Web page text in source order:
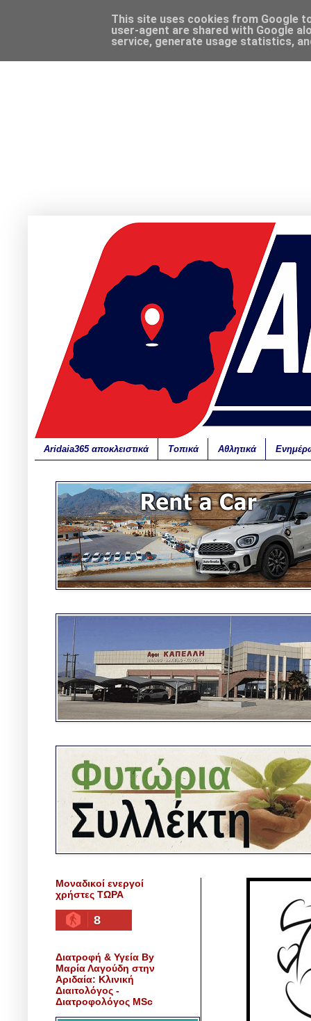
Aridaia365 αποκλειστικά Τοπικά Αθλητικά
Μοναδικοί ενεργοί
χρήστες ΤΩΡΑ
8
Διατροφή & Υγεία By
Μαρία Λαγούδη στην
Αριδαία: Κλινική
Διαιτολόγος -
Διατροφολόγος MSc
This site uses cookies from Google
user-agent are shared with Google
service, generate usage statistics,